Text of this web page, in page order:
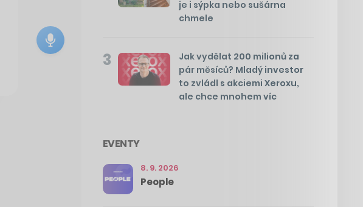
je i sýpka nebo sušárna
chmele
3
Jak vydělat 200 milionů za
pár měsíců? Mladý investor
to zvládl s akciemi Xeroxu,
ale chce mnohem víc
EVENTY
8. 9. 2026
People